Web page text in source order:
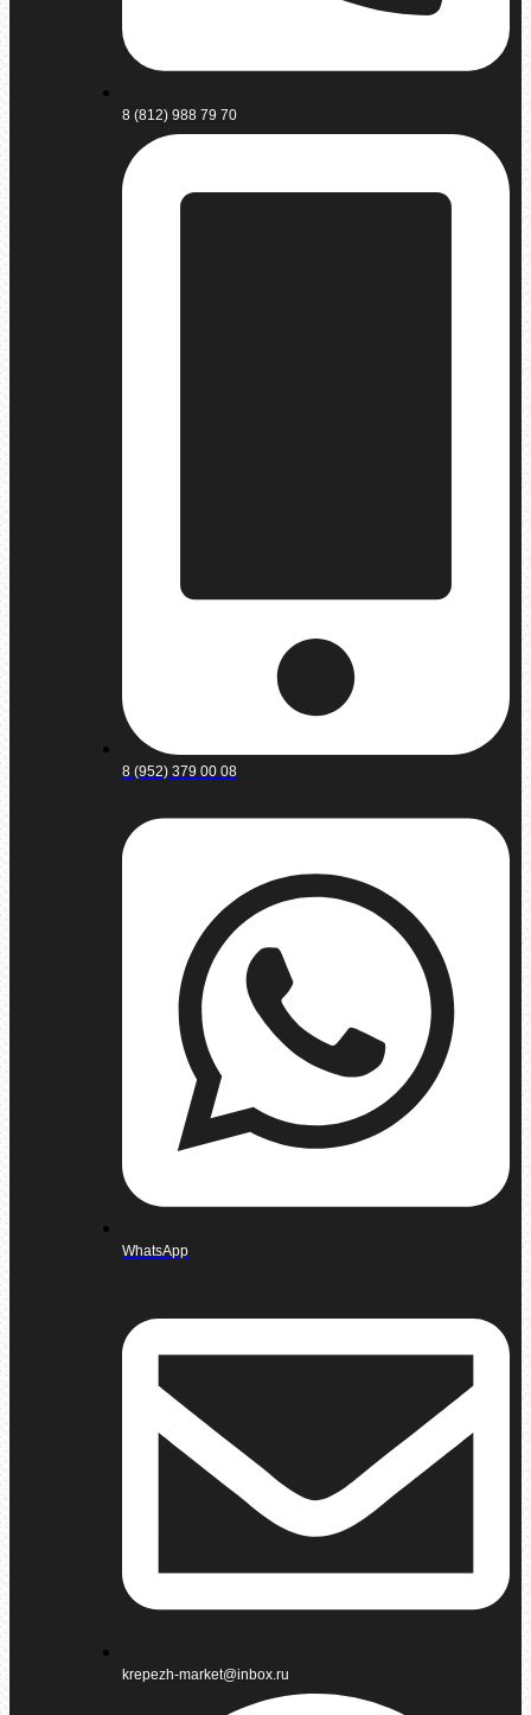
8 (812) 988 79 70
8 (952) 379 00 08
WhatsApp
krepezh-market@inbox.ru